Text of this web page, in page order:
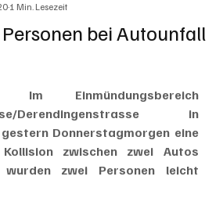
bei Autounfall
1 Min. Lesezeit
bewertet.
Einmündungsbereich
Derendingenstrasse in
Donnerstagmorgen eine
zwischen zwei Autos
zwei Personen leicht